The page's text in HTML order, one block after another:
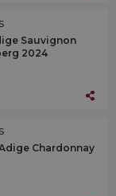
Sauvignon
2024
Chardonnay